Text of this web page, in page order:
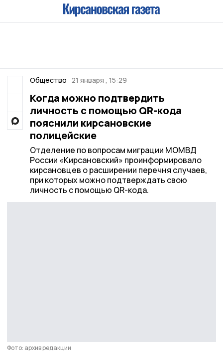
Общество 21 января , 15:29
Когда можно подтвердить
личность с помощью QR-кода
пояснили кирсановские
полицейские
Отделение по вопросам миграции МОМВД
России «Кирсановский» проинформировало
кирсановцев о расширении перечня случаев,
при которых можно подтверждать свою
личность с помощью QR-кода.
Фото: архив редакции